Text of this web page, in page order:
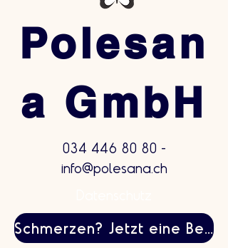
Polesan
a GmbH
034 446 80 80 -
info@polesana.ch
Schmerzen? Jetzt eine Behandlung buchen